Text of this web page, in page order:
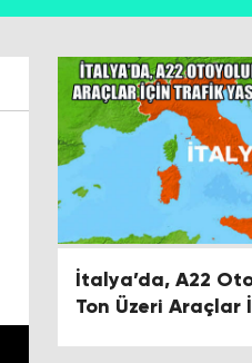
İtalya’da, A22
Ton Üzeri Araçlar